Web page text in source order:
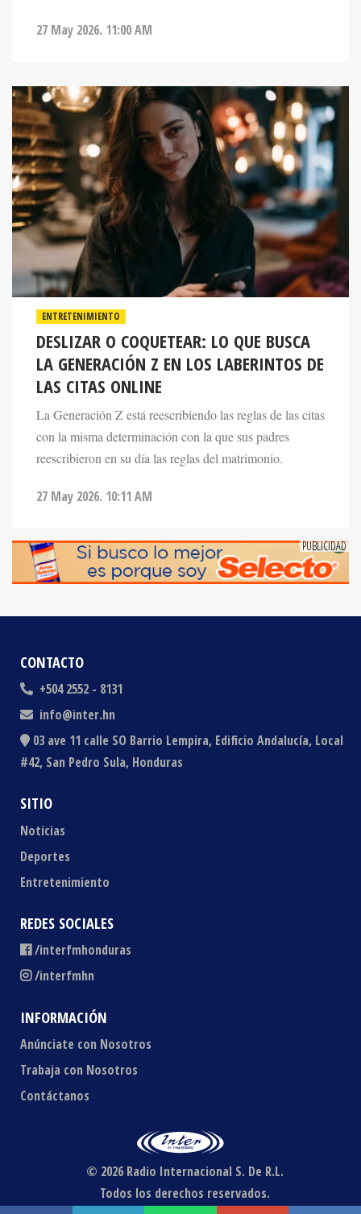
ENTRETENIMIENTO
DESLIZAR O COQUETEAR: LO QUE BUSCA
LA GENERACIÓN Z EN LOS LABERINTOS DE
LAS CITAS ONLINE
La Generación Z está reescribiendo las reglas de las citas
con la misma determinación con la que sus padres
reescribieron en su día las reglas del matrimonio.
CONTACTO
+504 2552 - 8131
info@inter.hn
03 ave 11 calle SO Barrio Lempira, Edificio Andalucía, Local
#42, San Pedro Sula, Honduras
SITIO
Noticias
Deportes
Entretenimiento
REDES SOCIALES
/interfmhonduras
/interfmhn
INFORMACIÓN
Anúnciate con Nosotros
Trabaja con Nosotros
Contáctanos
© 2026 Radio Internacional S. De R.L.
Todos los derechos reservados.